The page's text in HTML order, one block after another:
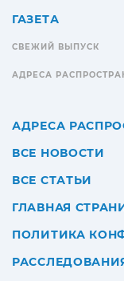
ГАЗЕТА
СВЕЖИЙ ВЫПУСК
АДРЕСА
АДРЕСА
ВСЕ НОВОСТИ
ВСЕ СТАТЬИ
ГЛАВНАЯ
ПОЛИТИКА